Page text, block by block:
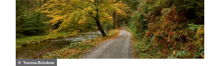
© Yvonne Brückner